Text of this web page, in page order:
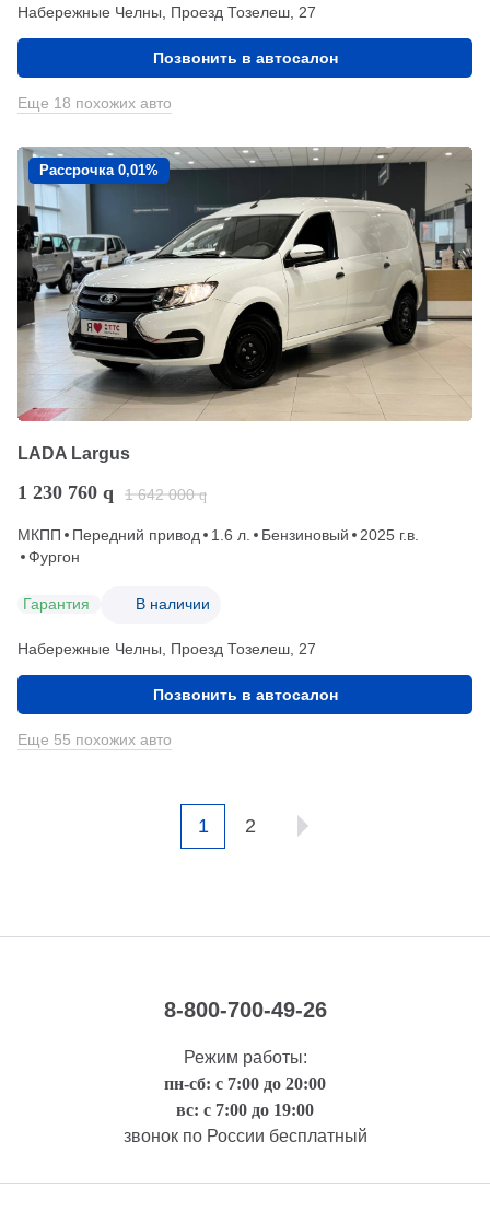
Набережные Челны, Проезд ​Тозелеш, 27
Позвонить в автосалон
Еще 18 похожих авто
Рассрочка 0,01%
LADA Largus
1 230 760 q 1 642 000 q
МКПП Передний привод 1.6 л. Бензиновый
2025 г.в.
Фургон
Гарантия В наличии
Набережные Челны, Проезд ​Тозелеш, 27
Позвонить в автосалон
Еще 55 похожих авто
1 2
8-800-700-49-26
Режим работы:
пн-сб: с 7:00 до 20:00
вс: с 7:00 до 19:00
звонок по России бесплатный